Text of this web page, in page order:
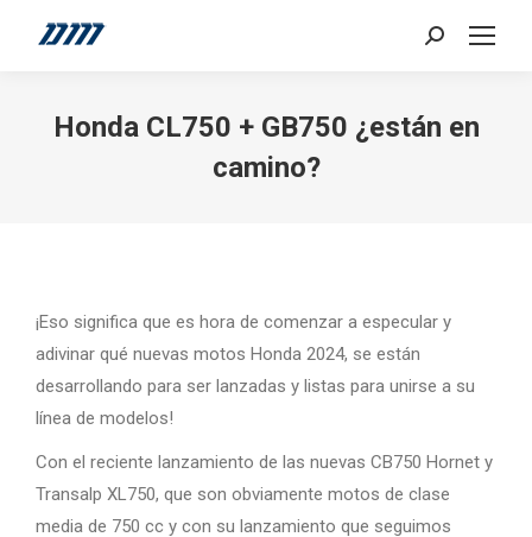
Search:
Honda CL750 + GB750 ¿están en
camino?
¡Eso significa que es hora de comenzar a especular y
adivinar qué nuevas motos Honda 2024, se están
desarrollando para ser lanzadas y listas para unirse a su
línea de modelos!
Con el reciente lanzamiento de las nuevas CB750 Hornet y
Transalp XL750, que son obviamente motos de clase
media de 750 cc y con su lanzamiento que seguimos